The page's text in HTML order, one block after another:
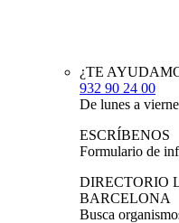
¿TE
932 90 24 00
De lunes a
ESCRÍBENOS
Formulario de
DIRECTORIO
BARCELONA
Busca